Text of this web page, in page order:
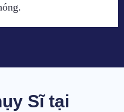
Sĩ tại